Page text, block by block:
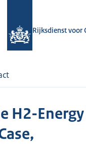
Rijksdienst voor
H2-